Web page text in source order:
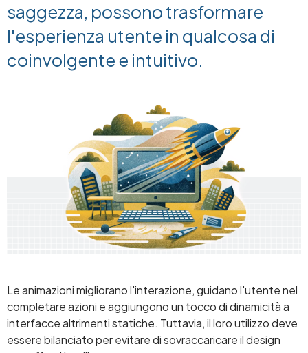
saggezza, possono trasformare
l'esperienza utente in qualcosa di
coinvolgente e intuitivo.
Le animazioni migliorano l'interazione, guidano l'utente nel
completare azioni e aggiungono un tocco di dinamicità a
interfacce altrimenti statiche. Tuttavia, il loro utilizzo deve
essere bilanciato per evitare di sovraccaricare il design